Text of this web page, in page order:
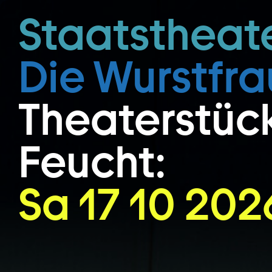
Zum Hauptinhalt springen
Die
Feucht:
Sa 17 10